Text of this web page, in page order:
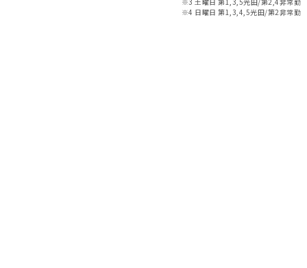
※4 日曜日 第1,3,4,5光田/第2非常勤